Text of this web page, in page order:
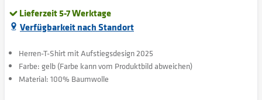
Lieferzeit 5-7 Werktage
Verfügbarkeit nach Standort
Herren-T-Shirt mit Aufstiegsdesign 2025
Farbe: gelb (Farbe kann vom Produktbild abweichen)
Material: 100% Baumwolle